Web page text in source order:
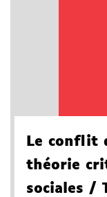
Le conflit
théorie
sociales /